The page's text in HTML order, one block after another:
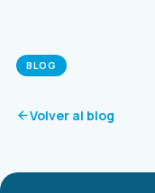
BLOG
Volver al blog